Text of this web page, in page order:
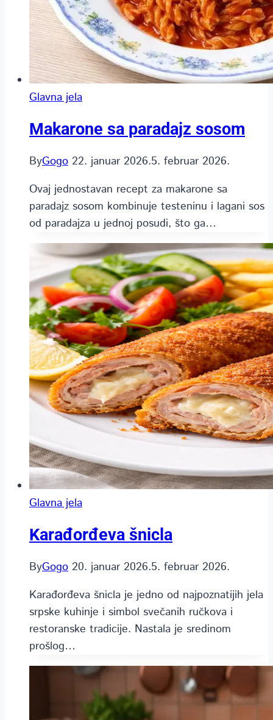
Glavna jela
Makarone sa paradajz sosom
ByGogo 22. januar 2026.5. februar 2026.
Ovaj jednostavan recept za makarone sa
paradajz sosom kombinuje testeninu i lagani sos
od paradajza u jednoj posudi, što ga…
Glavna jela
Karađorđeva šnicla
ByGogo 20. januar 2026.5. februar 2026.
Karađorđeva šnicla je jedno od najpoznatijih jela
srpske kuhinje i simbol svečanih ručkova i
restoranske tradicije. Nastala je sredinom
prošlog…